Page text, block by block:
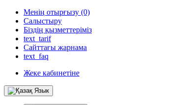
Менің отырғызу (0)
Салыстыру
Біздің қызметтеріміз
text_tarif
Сайттағы жарнама
text_faq
Жеке кабинетіне
Язык